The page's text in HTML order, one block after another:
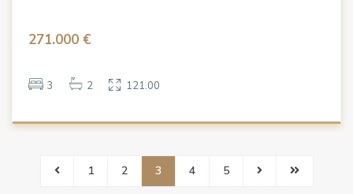
271.000 €
3 2 121.00
1 2 3 4 5